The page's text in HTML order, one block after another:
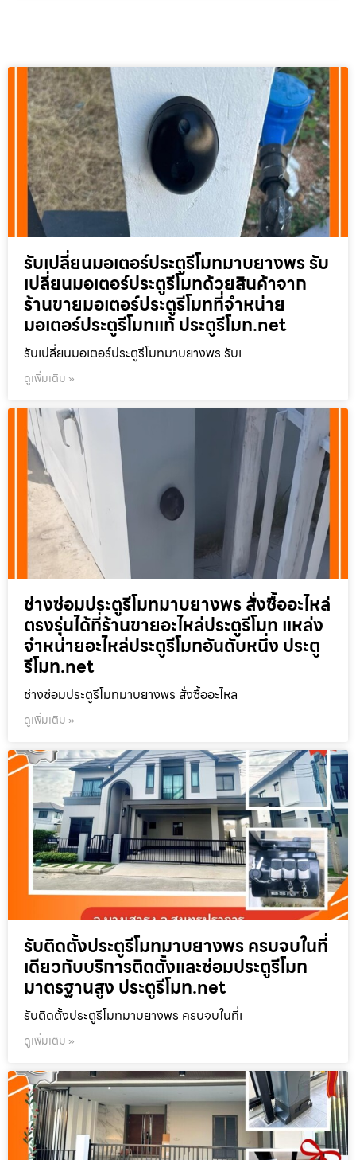
รับเปลี่ยนมอเตอร์ประตูรีโมทมาบยางพร รับ
เปลี่ยนมอเตอร์ประตูรีโมทด้วยสินค้าจาก
ร้านขายมอเตอร์ประตูรีโมทที่จำหน่าย
มอเตอร์ประตูรีโมทแท้ ประตูรีโมท.net
รับเปลี่ยนมอเตอร์ประตูรีโมทมาบยางพร รับเ
ดูเพิ่มเติม »
ช่างซ่อมประตูรีโมทมาบยางพร สั่งซื้ออะไหล่
ตรงรุ่นได้ที่ร้านขายอะไหล่ประตูรีโมท แหล่ง
จำหน่ายอะไหล่ประตูรีโมทอันดับหนึ่ง ประตู
รีโมท.net
ช่างซ่อมประตูรีโมทมาบยางพร สั่งซื้ออะไหล
ดูเพิ่มเติม »
รับติดตั้งประตูรีโมทมาบยางพร ครบจบในที่
เดียวกับบริการติดตั้งและซ่อมประตูรีโมท
มาตรฐานสูง ประตูรีโมท.net
รับติดตั้งประตูรีโมทมาบยางพร ครบจบในที่เ
ดูเพิ่มเติม »